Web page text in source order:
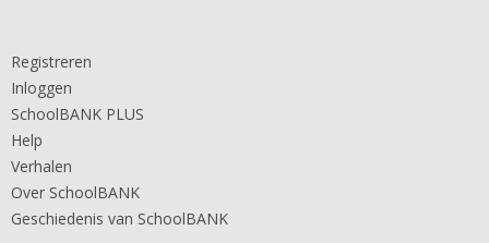
Registreren
Inloggen
SchoolBANK PLUS
Help
Verhalen
Over SchoolBANK
Geschiedenis van SchoolBANK